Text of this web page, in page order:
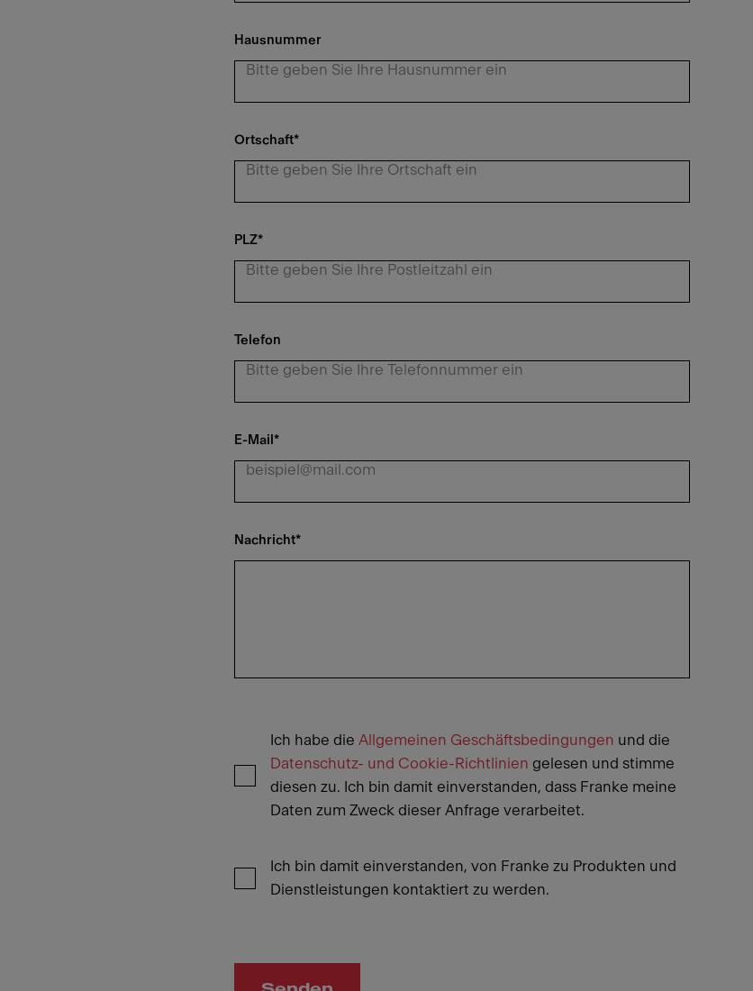
Hausnummer
Ortschaft*
PLZ*
Telefon
E-Mail *
Nachricht*
Ich habe die Allgemeinen Geschäftsbedingungen und die
Datenschutz- und Cookie-Richtlinien gelesen und stimme
diesen zu. Ich bin damit einverstanden, dass Franke meine
Daten zum Zweck dieser Anfrage verarbeitet.
Ich bin damit einverstanden, von Franke zu Produkten und
Dienstleistungen kontaktiert zu werden.